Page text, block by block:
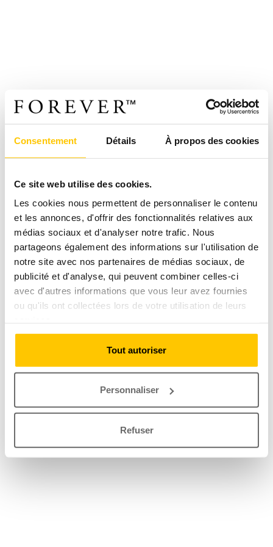
Consentement Détails À propos des cookies
Ce site web utilise des cookies.
Les cookies nous permettent de personnaliser le contenu
et les annonces, d'offrir des fonctionnalités relatives aux
médias sociaux et d'analyser notre trafic. Nous
partageons également des informations sur l'utilisation de
notre site avec nos partenaires de médias sociaux, de
publicité et d'analyse, qui peuvent combiner celles-ci
avec d'autres informations que vous leur avez fournies
ou qu'ils ont collectées lors de votre utilisation de leurs
Tout autoriser
Personnaliser
Refuser